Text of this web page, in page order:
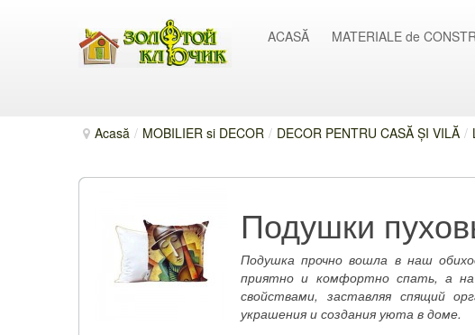
ACASĂ MATERIALE de
Acasă / MOBILIER si DECOR / DECOR PENTRU CASĂ ȘI VILĂ /
Подушки
Подушка прочно вошла в наш
приятно и комфортно спать, а
свойствами, заставляя спящий
украшения и создания уюта в доме.